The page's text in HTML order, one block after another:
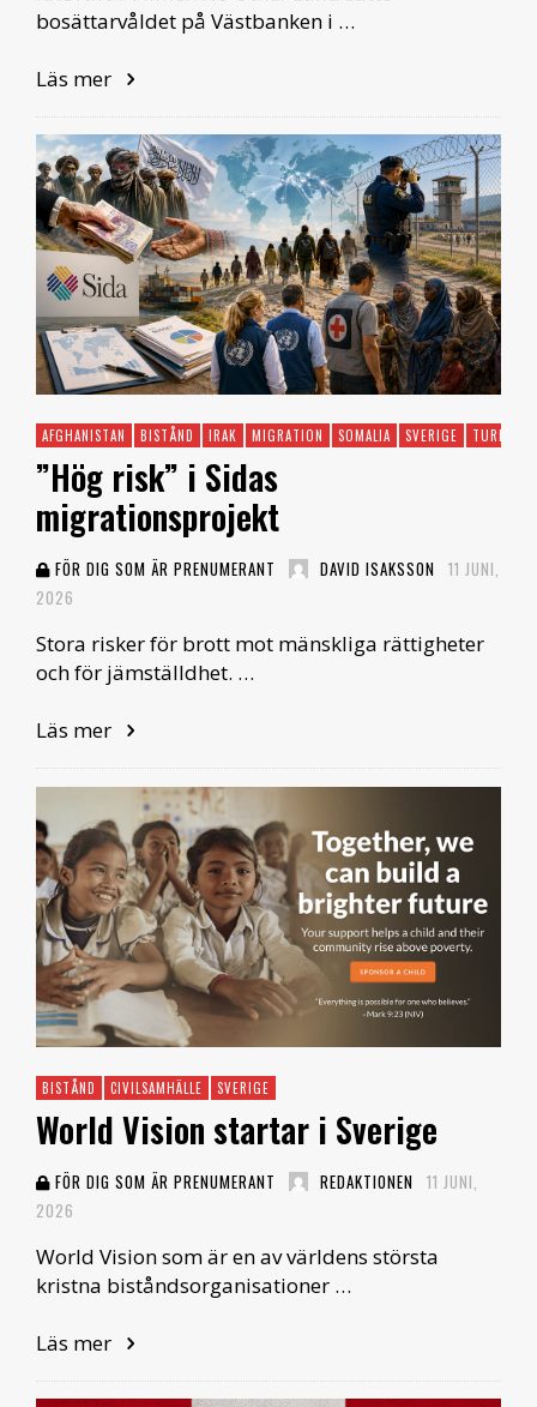
bosättarvåldet på Västbanken i …
Läs mer
AFGHANISTAN BISTÅND IRAK MIGRATION SOMALIA SVERIGE TURKIET
”Hög risk” i Sidas
migrationsprojekt
FÖR DIG SOM ÄR PRENUMERANT DAVID ISAKSSON 11 JUNI,
2026
Stora risker för brott mot mänskliga rättigheter
och för jämställdhet. …
Läs mer
BISTÅND CIVILSAMHÄLLE SVERIGE
World Vision startar i Sverige
FÖR DIG SOM ÄR PRENUMERANT REDAKTIONEN 11 JUNI,
2026
World Vision som är en av världens största
kristna biståndsorganisationer …
Läs mer